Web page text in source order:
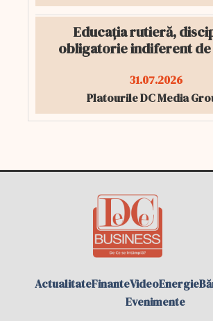
Educația rutieră,
obligatorie indiferent
31.07.2026
Platourile DC Media
ActualitateFinanteVideoEnergie
Evenimente